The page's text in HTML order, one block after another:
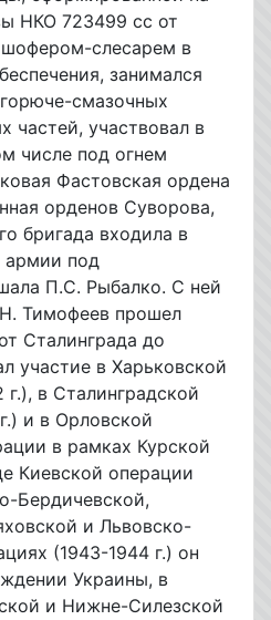
НКО 723499 сс от
шофером-слесарем в
занимался
смазочных
частей, участвовал в
числе под огнем
Фастовская ордена
орденов Суворова,
бригада входила в
армии под
П.С. Рыбалко. С ней
Тимофеев прошел
Сталинграда до
участие в Харьковской
в Сталинградской
и в Орловской
в рамках Курской
Киевской операции
Бердичевской,
и Львовско-
(1943-1944 г.) он
Украины, в
и Нижне-Силезской